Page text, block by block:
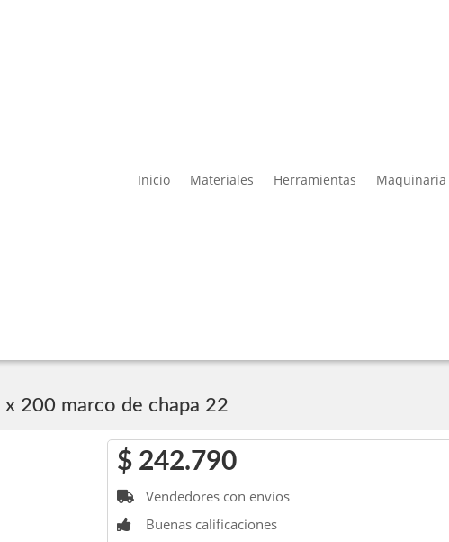
Inicio Materiales Herramientas Maquinaria
200 marco de chapa 22
$ 242.790
 Vendedores con envíos
 Buenas calificaciones